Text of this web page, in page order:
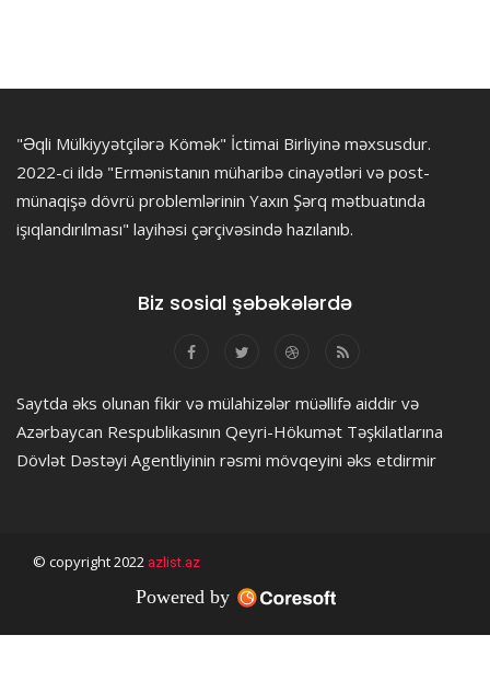
"Əqli Mülkiyyətçilərə Kömək" İctimai Birliyinə məxsusdur.
2022-ci ildə "Ermənistanın müharibə cinayətləri və post-
münaqişə dövrü problemlərinin Yaxın Şərq mətbuatında
işıqlandırılması" layihəsi çərçivəsində hazılanıb.
Biz sosial şəbəkələrdə
Saytda əks olunan fikir və mülahizələr müəllifə aiddir və
Azərbaycan Respublikasının Qeyri-Hökumət Təşkilatlarına
Dövlət Dəstəyi Agentliyinin rəsmi mövqeyini əks etdirmir
© copyright 2022 azlist.az